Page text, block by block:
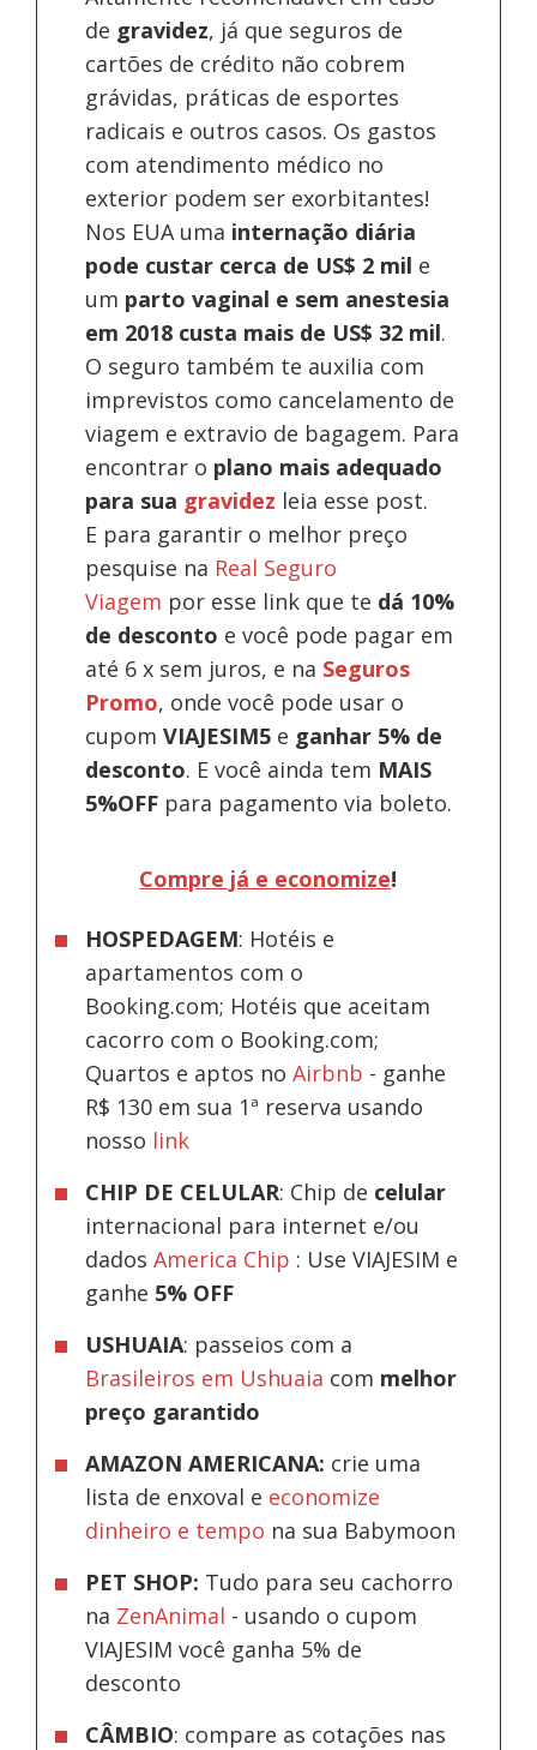
de gravidez, já que seguros de
cartões de crédito não cobrem
grávidas, práticas de esportes
radicais e outros casos. Os gastos
com atendimento médico no
exterior podem ser exorbitantes!
Nos EUA uma internação diária
pode custar cerca de US$ 2 mil e
um parto vaginal e sem anestesia
em 2018 custa mais de US$ 32 mil.
O seguro também te auxilia com
imprevistos como cancelamento de
viagem e extravio de bagagem. Para
encontrar o plano mais adequado
para sua gravidez leia esse post.
E para garantir o melhor preço
pesquise na Real Seguro
Viagem por esse link que te dá 10%
de desconto e você pode pagar em
até 6 x sem juros, e na Seguros
Promo, onde você pode usar o
cupomVIAJESIM5 e ganhar 5% de
desconto. E você ainda tem MAIS
5%OFF para pagamento via boleto.
Compre já e economize!
HOSPEDAGEM: Hotéis e
apartamentos com o
Booking.com; Hotéis que aceitam
cacorro com o Booking.com;
Quartos e aptos noAirbnb - ganhe
R$ 130 em sua 1ª reserva usando
nosso link
CHIP DE CELULAR: Chip de celular
internacional para internet e/ou
dadosAmerica Chip : Use VIAJESIM e
ganhe 5% OFF
USHUAIA: passeios com a
Brasileiros em Ushuaia com melhor
preço garantido
AMAZON AMERICANA: crie uma
lista de enxoval e economize
dinheiro e tempo na sua Babymoon
PET SHOP: Tudo para seu cachorro
na ZenAnimal - usando o cupom
VIAJESIM você ganha 5% de
desconto
CÂMBIO: compare as cotações nas